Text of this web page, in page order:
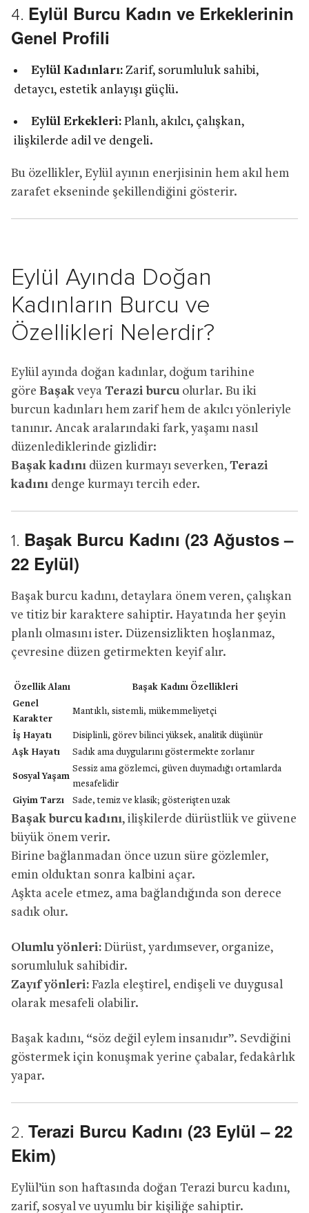
4. Eylül Burcu Kadın ve Erkeklerinin
Genel Profili
Eylül Kadınları:Zarif, sorumluluk sahibi,
detaycı, estetik anlayışı güçlü.
Eylül Erkekleri:Planlı, akılcı, çalışkan,
ilişkilerde adil ve dengeli.
Bu özellikler, Eylül ayının enerjisinin hem akıl hem
zarafet ekseninde şekillendiğini gösterir.
Eylül Ayında Doğan
Kadınların Burcu ve
Özellikleri Nelerdir?
Eylül ayında doğan kadınlar, doğum tarihine
göre Başakveya Terazi burcuolurlar. Bu iki
burcun kadınları hem zarif hem de akılcı yönleriyle
tanınır. Ancak aralarındaki fark, yaşamı nasıl
düzenlediklerinde gizlidir:
Başak kadını düzen kurmayı severken, Terazi
kadını denge kurmayı tercih eder.
1. Başak Burcu Kadını (23 Ağustos –
22 Eylül)
Başak burcu kadını, detaylara önem veren, çalışkan
ve titiz bir karaktere sahiptir. Hayatında her şeyin
planlı olmasını ister. Düzensizlikten hoşlanmaz,
çevresine düzen getirmekten keyif alır.
Özellik Alanı
Başak Kadını Özellikleri
Genel
Karakter
Mantıklı, sistemli, mükemmeliyetçi
İş Hayatı
Disiplinli, görev bilinci yüksek, analitik düşünür
Aşk Hayatı
Sadık ama duygularını göstermekte zorlanır
Sosyal Yaşam
Sessiz ama gözlemci, güven duymadığı ortamlarda
mesafelidir
Giyim Tarzı
Sade, temiz ve klasik; gösterişten uzak
Başak burcu kadını, ilişkilerde dürüstlük ve güvene
büyük önem verir.
Birine bağlanmadan önce uzun süre gözlemler,
emin olduktan sonra kalbini açar.
Aşkta acele etmez, ama bağlandığında son derece
sadık olur.
Olumlu yönleri: Dürüst, yardımsever, organize,
sorumluluk sahibidir.
Zayıf yönleri: Fazla eleştirel, endişeli ve duygusal
olarak mesafeli olabilir.
Başak kadını, “söz değil eylem insanıdır”. Sevdiğini
göstermek için konuşmak yerine çabalar, fedakârlık
yapar.
2. Terazi Burcu Kadını (23 Eylül – 22
Ekim)
Eylül’ün son haftasında doğan Terazi burcu kadını,
zarif, sosyal ve uyumlu bir kişiliğe sahiptir.